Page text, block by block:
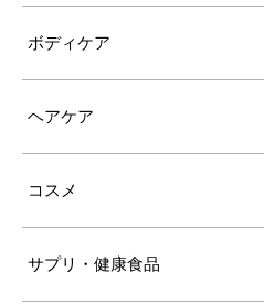
ボディケア
ヘアケア
コスメ
サプリ・健康食品